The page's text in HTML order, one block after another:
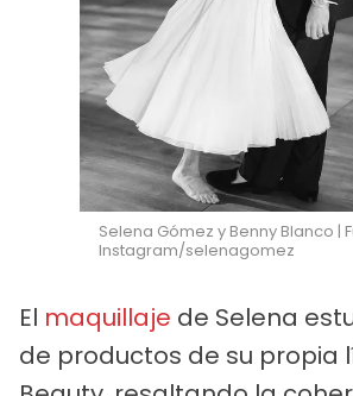
Selena Gómez y Benny Blanco |
Instagram/selenagomez
El maquillaje de Selena
de productos de su propia